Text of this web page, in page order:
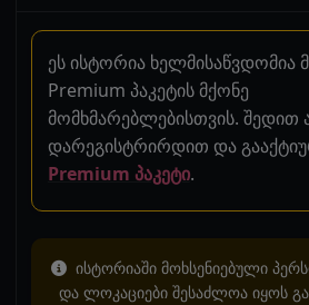
ეს ისტორია
Premium პაკეტის მქონე
მომხმარებლებისთვის. შედით
დარეგისტრირდით და
Premium პაკეტი.
ისტორიაში მოხსენიებული
და ლოკაციები შესაძლოა იყოს